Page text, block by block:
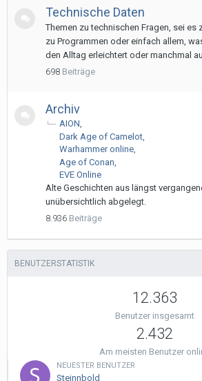
Technische Daten
Themen zu technischen Fragen, sei es
zu Programmen oder einfach allem,
den Alltag erleichtert oder manchmal
698 Beiträge
Archiv
AION
Dark Age of Camelot
Warhammer online
Age of Conan
EVE Online
Alte Geschichten aus längst
unübersichtlich abgelegt.
8.936 Beiträge
BENUTZERSTATISTIK
12.363
Benutzer insgesamt
2.432
Am meisten Benutzer
NEUESTER BENUTZER
Steinnbold